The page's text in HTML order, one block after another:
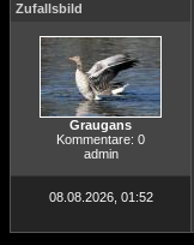
Zufallsbild
Graugans
Kommentare: 0
admin
08.08.2026, 01:52